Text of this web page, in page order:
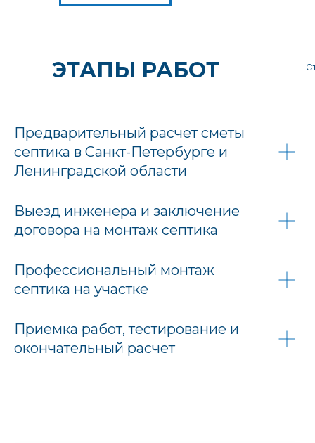
ЭТАПЫ РАБОТ
Предварительный расчет сметы
септика в Санкт-Петербурге и
Ленинградской области
Выезд инженера и заключение
договора на монтаж септика
Профессиональный монтаж
септика на участке
Приемка работ, тестирование и
окончательный расчет